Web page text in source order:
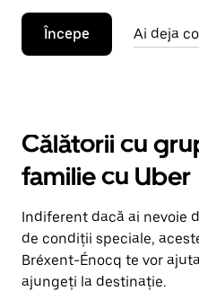
Începe Ai deja
Călătorii cu
familie cu Uber
Indiferent dacă ai nevoie
de condiții speciale,
Bréxent-Énocq te vor
ajungeți la destinație.